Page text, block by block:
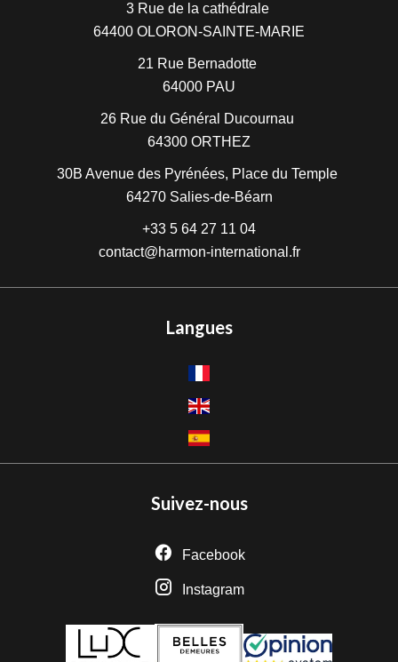
3 Rue de la cathédrale
64400 OLORON-SAINTE-MARIE
21 Rue Bernadotte
64000 PAU
26 Rue du Général Ducournau
64300 ORTHEZ
30B Avenue des Pyrénées, Place du Temple
64270 Salies-de-Béarn
+33 5 64 27 11 04
contact@harmon-international.fr
Langues
Suivez-nous
Facebook
Instagram